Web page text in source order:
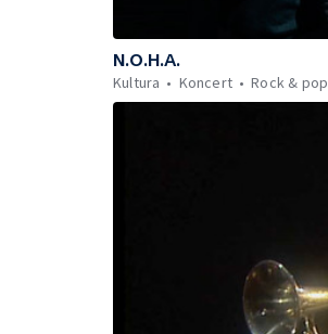
N.O.H.A.
Kultura
Koncert Rock & pop